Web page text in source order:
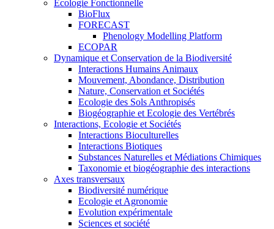
Ecologie Fonctionnelle
BioFlux
FORECAST
Phenology Modelling Platform
ECOPAR
Dynamique et Conservation de la Biodiversité
Interactions Humains Animaux
Mouvement, Abondance, Distribution
Nature, Conservation et Sociétés
Ecologie des Sols Anthropisés
Biogéographie et Ecologie des Vertébrés
Interactions, Ecologie et Sociétés
Interactions Bioculturelles
Interactions Biotiques
Substances Naturelles et Médiations Chimiques
Taxonomie et biogéographie des interactions
Axes transversaux
Biodiversité numérique
Ecologie et Agronomie
Evolution expérimentale
Sciences et société